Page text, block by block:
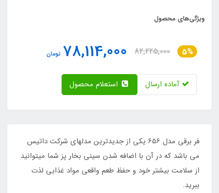
ویژگی‌های محصول
5%
82,225,000
78,114,000 تومان
آماده ارسال
فر برقی مدل 656 یکی از جدیدترین مدلهای شرکت داتیس
می باشد که در آن با اضافه شدن سینی بخار پز شما میتوانید
از سلامت بیشتر خود و حفظ طعم واقعی مواد غذایی لذت
ببرید.